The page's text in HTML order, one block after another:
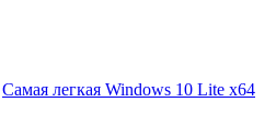
Самая легкая Windows 10 Lite x64